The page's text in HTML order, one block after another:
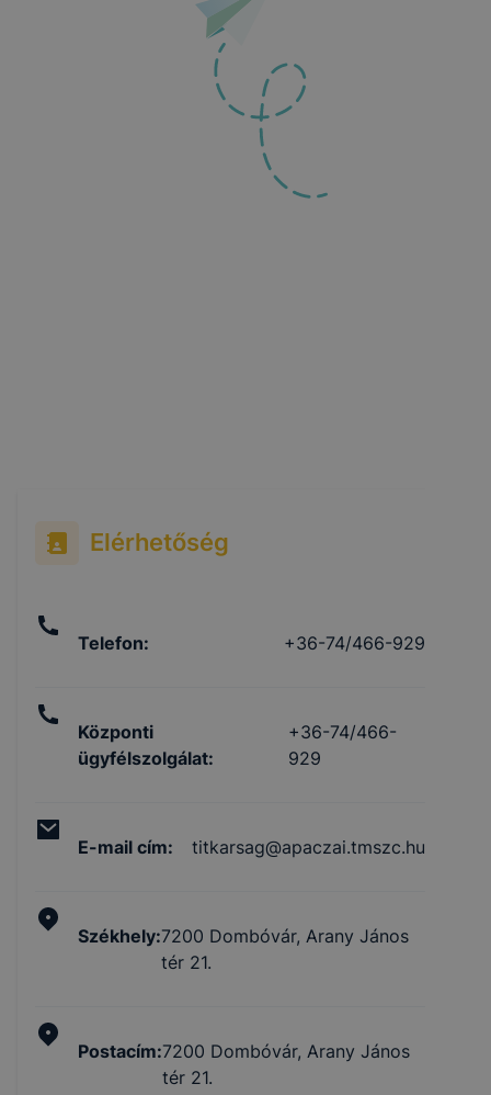
Elérhetőség
Telefon: +36-74/466-929
Központi
ügyfélszolgálat:
+36-74/466-
929
E-mail cím: titkarsag@apaczai.tmszc.hu
Székhely:7200 Dombóvár, Arany János
tér 21.
Postacím:7200 Dombóvár, Arany János
tér 21.